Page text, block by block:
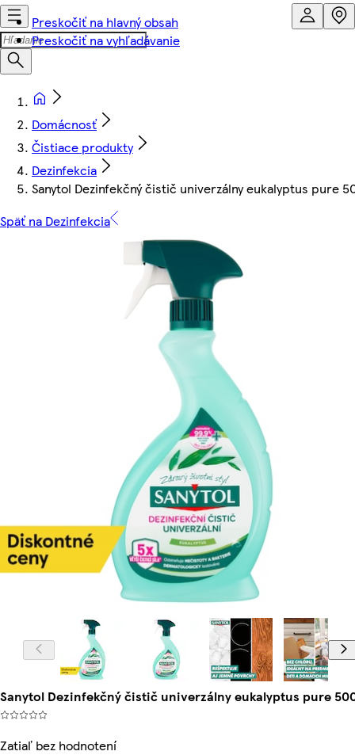
Preskočiť na hlavný obsah
Preskočiť na vyhľadávanie
Domácnosť
Čistiace produkty
Dezinfekcia
Sanytol Dezinfekčný čistič univerzálny eukalyptus pure
Späť na Dezinfekcia
Sanytol Dezinfekčný čistič univerzálny eukalyptus pure
Zatiaľ bez hodnotení